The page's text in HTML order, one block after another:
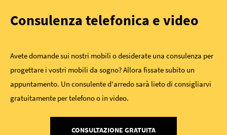
Consulenza telefonica e video
Avete domande sui nostri mobili o desiderate una consulenza per
progettare i vostri mobili da sogno? Allora fissate subito un
appuntamento. Un consulente d'arredo sarà lieto di consigliarvi
gratuitamente per telefono o in video.
CONSULTAZIONE GRATUITA